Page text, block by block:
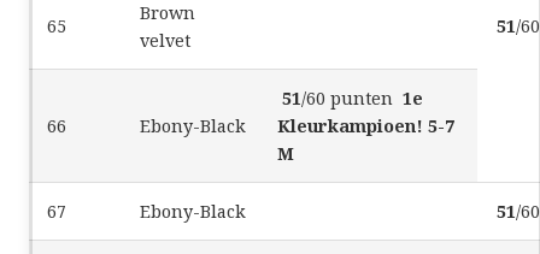
65
Brown
velvet
51/
66 Ebony-Black
51/60 punten 1e
Kleurkampioen! 5-7
M
67 Ebony-Black 51/